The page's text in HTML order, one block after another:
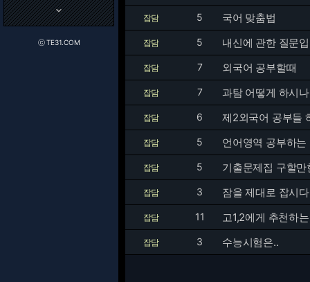
keyboard_arrow_down
ⓒ TE31.COM
잡담 5 국어 맞춤법
잡담 5 내신에 관한 질문
잡담 7 외국어 공부할때
잡담 7 과탐 어떻게 하시
잡담 6 제2외국어 공부들
잡담 5 언어영역 공부하는
잡담 5 기출문제집 구할만
잡담 3 잠을 제대로 잡시
잡담 11 고1,2에게 추천하
잡담 3 수능시험은..